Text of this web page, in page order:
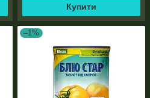
Купити
–1%